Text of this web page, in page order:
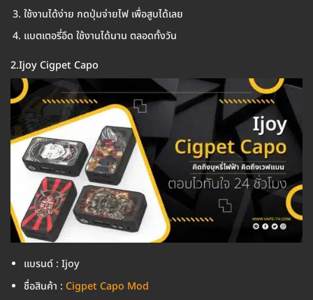
ใช้งานได้ง่าย กดปุ่มจ่ายไฟ เพื่อสูบได้เลย
แบตเตอรี่อึด ใช้งานได้นาน ตลอดทั้งวัน
2.Ijoy Cigpet Capo
แบรนด์ : Ijoy
ชื่อสินค้า : Cigpet Capo Mod